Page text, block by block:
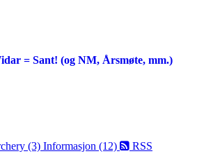
= Sant! (og NM, Årsmøte, mm.)
(3) Informasjon (12) RSS